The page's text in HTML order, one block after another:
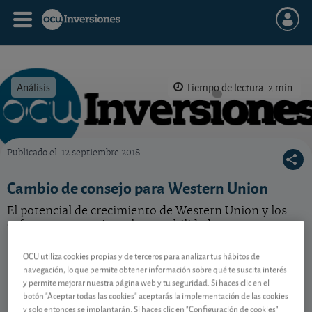
Análisis Tiempo de lectura: 2 min.
Publicado el 12 septiembre 2018
Cambio de consejo para Western Union
El potencial de crecimiento de Western Union y los
esfuerzos por mejorar la rentabilidad no nos parecen
Contenido reservado a SOCIOS
OCU utiliza cookies propias y de terceros para analizar tus hábitos de
navegación, lo que permite obtener información sobre qué te suscita interés
y permite mejorar nuestra página web y tu seguridad. Si haces clic en el
botón "Aceptar todas las cookies" aceptarás la implementación de las cookies
y solo entonces se implantarán. Si haces clic en "Configuración de cookies"